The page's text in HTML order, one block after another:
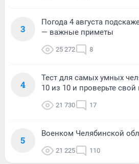
3
Погода 4 августа
— важные приметы
25 272 8
4
Тест для самых умных
10 из 10 и проверьте свой
21 730 17
5
Военком Челябинской
21 225 110